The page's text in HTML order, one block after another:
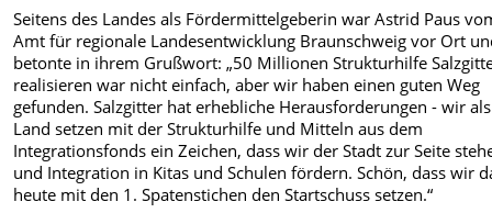
Seitens des Landes als Fördermittelgeberin war Astrid Paus
Amt für regionale Landesentwicklung Braunschweig vor Ort
betonte in ihrem Grußwort: „50 Millionen Strukturhilfe
realisieren war nicht einfach, aber wir haben einen guten Weg
gefunden. Salzgitter hat erhebliche Herausforderungen - wir als
Land setzen mit der Strukturhilfe und Mitteln aus dem
Integrationsfonds ein Zeichen, dass wir der Stadt zur Seite
und Integration in Kitas und Schulen fördern. Schön, dass wir
heute mit den 1. Spatenstichen den Startschuss setzen.“